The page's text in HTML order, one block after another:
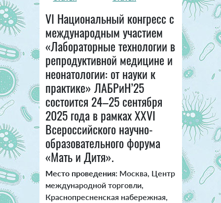
VI Национальный конгресс с
международным участием
«Лабораторные технологии в
репродуктивной медицине и
неонатологии: от науки к
практике» ЛАБРиН’25
состоится 24–25 сентября
2025 года в рамках XXVI
Всероссийского научно-
образовательного форума
«Мать и Дитя».
Место проведения:Москва, Центр
международной торговли,
Краснопресненская набережная,